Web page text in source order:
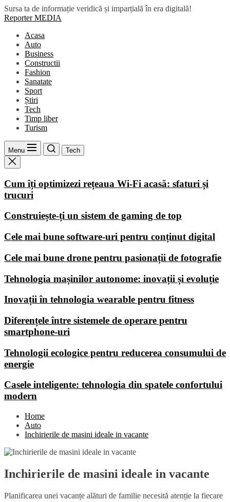
Skip
to
content
Sursa ta de informație veridică și imparțială în era digitală!
Reporter MEDIA
Acasa
Auto
Business
Constructii
Fashion
Sanatate
Sport
Știri
Tech
Timp liber
Turism
Menu Tech
Cum îți optimizezi rețeaua Wi-Fi acasă: sfaturi și
trucuri
Construiește-ți un sistem de gaming de top
Cele mai bune software-uri pentru conținut digital
Cele mai bune drone pentru pasionații de fotografie
Tehnologia mașinilor autonome: inovații și evoluție
Inovații în tehnologia wearable pentru fitness
Diferențele între sistemele de operare pentru
smartphone-uri
Tehnologii ecologice pentru reducerea consumului de
energie
Casele inteligente: tehnologia din spatele confortului
modern
Home
Auto
Inchirierile de masini ideale in vacante
Inchirierile de masini ideale in vacante
Planificarea unei vacanțe alături de familie necesită atenție la fiecare